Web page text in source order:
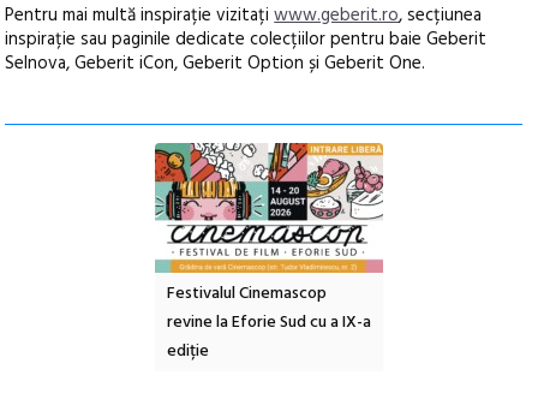
Pentru mai multă inspirație vizitațiwww.geberit.ro, secțiunea
inspirație sau paginile dedicate colecțiilor pentru baie Geberit
Selnova, Geberit iCon, Geberit Option și Geberit One.
Festivalul Cinemascop
revine la Eforie Sud cu a IX-a
ediție